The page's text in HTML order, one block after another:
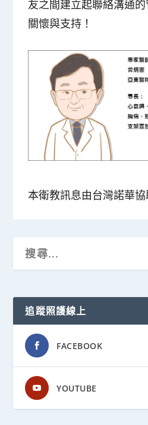
友之間建立起聯絡溝通
關懷與支持！
本衛教訊息由台灣諾華
追蹤照護線上
FACEBOOK
YOUTUBE